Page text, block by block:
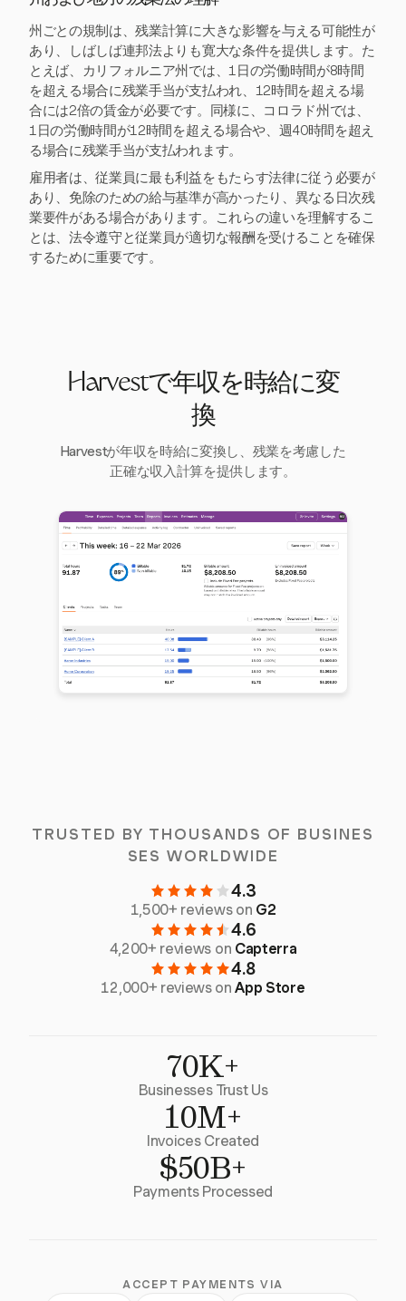
州ごとの規制は、残業計算に大きな影響を与える可能性が
あり、しばしば連邦法よりも寛大な条件を提供します。た
とえば、カリフォルニア州では、1日の労働時間が8時間
を超える場合に残業手当が支払われ、12時間を超える場
合には2倍の賃金が必要です。同様に、コロラド州では、
1日の労働時間が12時間を超える場合や、週40時間を超え
る場合に残業手当が支払われます。
雇用者は、従業員に最も利益をもたらす法律に従う必要が
あり、免除のための給与基準が高かったり、異なる日次残
業要件がある場合があります。これらの違いを理解するこ
とは、法令遵守と従業員が適切な報酬を受けることを確保
するために重要です。
Harvestで年収を時給に変
換
Harvestが年収を時給に変換し、残業を考慮した
正確な収入計算を提供します。
TRUSTED BY THOUSANDS OF BUSINES
SES WORLDWIDE
4.3
1,500+ reviews on G2
4.6
4,200+ reviews on Capterra
4.8
12,000+ reviews onApp Store
70K+
Businesses Trust Us
10M+
Invoices Created
$50B+
Payments Processed
ACCEPT PAYMENTS VIA